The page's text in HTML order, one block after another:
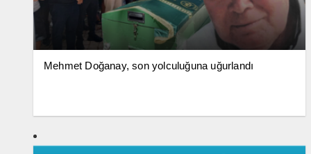
Mehmet Doğanay, son yolculuğuna uğurlandı